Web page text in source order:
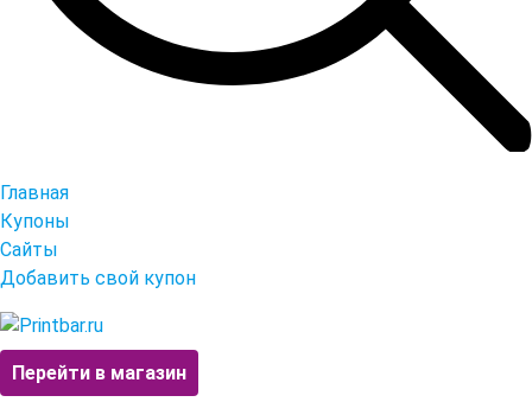
Главная
Купоны
Сайты
Добавить свой купон
Перейти в магазин